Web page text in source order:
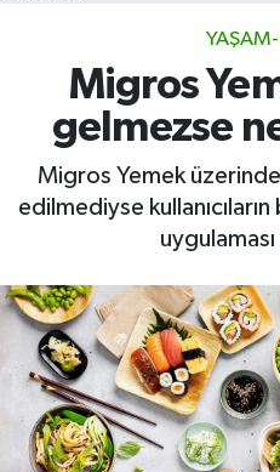
YAŞAM-
Migros
gelmezse
Migros Yemek
edilmediyse kullanıcıların